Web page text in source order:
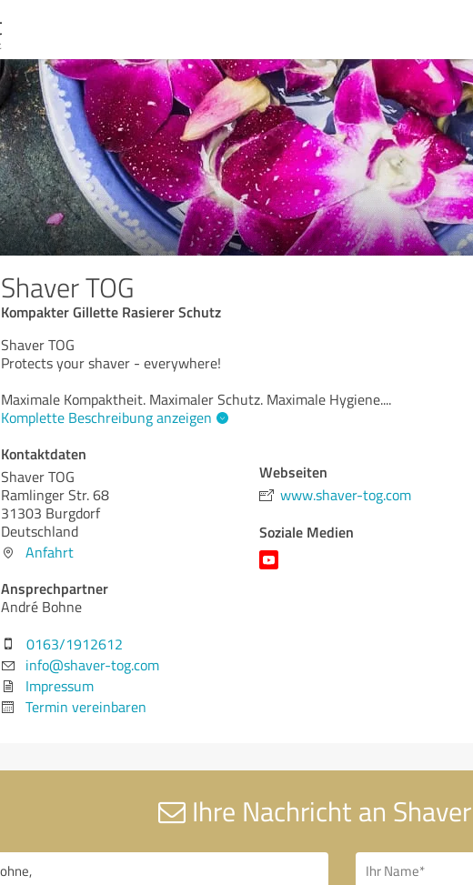
Shaver TOG
Kompakter Gillette Rasierer Schutz
Shaver TOG
Protects your shaver - everywhere!
Maximale Kompaktheit. Maximaler Schutz. Maximale Hygiene....
Komplette Beschreibung anzeigen
Kontaktdaten
Shaver TOG
Ramlinger Str. 68
31303 Burgdorf
Deutschland
Anfahrt
Ansprechpartner
André Bohne
0163/1912612
info@shaver-tog.com
Impressum
Termin vereinbaren
Webseiten
www.shaver-tog.com
Soziale Medien
Ihre Nachricht an Shaver